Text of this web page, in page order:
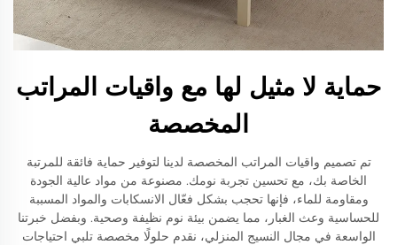
حماية لا مثيل لها مع واقيات المراتب
المخصصة
تم تصميم واقيات المراتب المخصصة لدينا لتوفير حماية فائقة للمرتبة
الخاصة بك، مع تحسين تجربة نومك. مصنوعة من مواد عالية الجودة
ومقاومة للماء، فإنها تحجب بشكل فعّال الانسكابات والمواد المسببة
للحساسية وعث الغبار، مما يضمن بيئة نوم نظيفة وصحية. وبفضل خبرتنا
الواسعة في مجال النسيج المنزلي، نقدم حلولًا مخصصة تلبي احتياجات